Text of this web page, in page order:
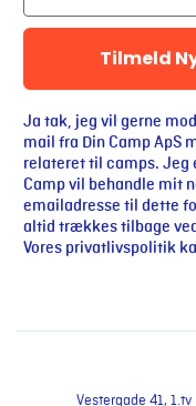
Tilmeld
Ja tak, jeg vil gerne
mail fra Din Camp ApS
relateret til camps. Jeg
Camp vil behandle mit
emailadresse til dette
altid trækkes tilbage
Vores privatlivspolitik
Vestergade 41,